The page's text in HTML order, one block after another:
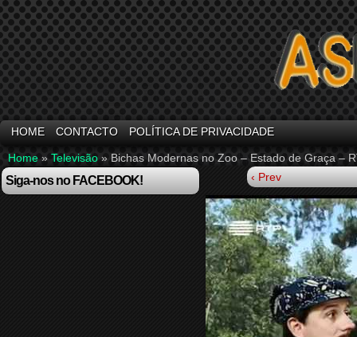
HOME CONTACTO POLÍTICA DE PRIVACIDADE
Home » Televisão » Bichas Modernas no Zoo – Estado de Graça –
Siga-nos no FACEBOOK! ‹ Prev